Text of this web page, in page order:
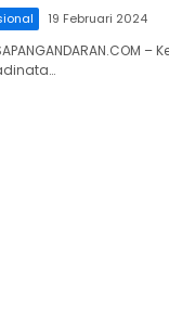
19 Februari 2024